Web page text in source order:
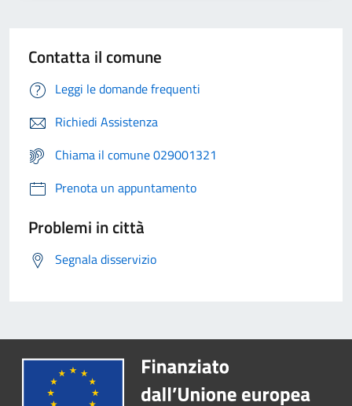
Contatta il comune
Leggi le domande frequenti
Richiedi Assistenza
Chiama il comune 029001321
Prenota un appuntamento
Problemi in città
Segnala disservizio